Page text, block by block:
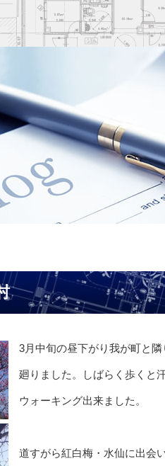
3月中旬の昼下がり我が町と
廻りました。しばらく歩くと
ウォーキング出来ました。
道すがら紅白梅・水仙に出会い